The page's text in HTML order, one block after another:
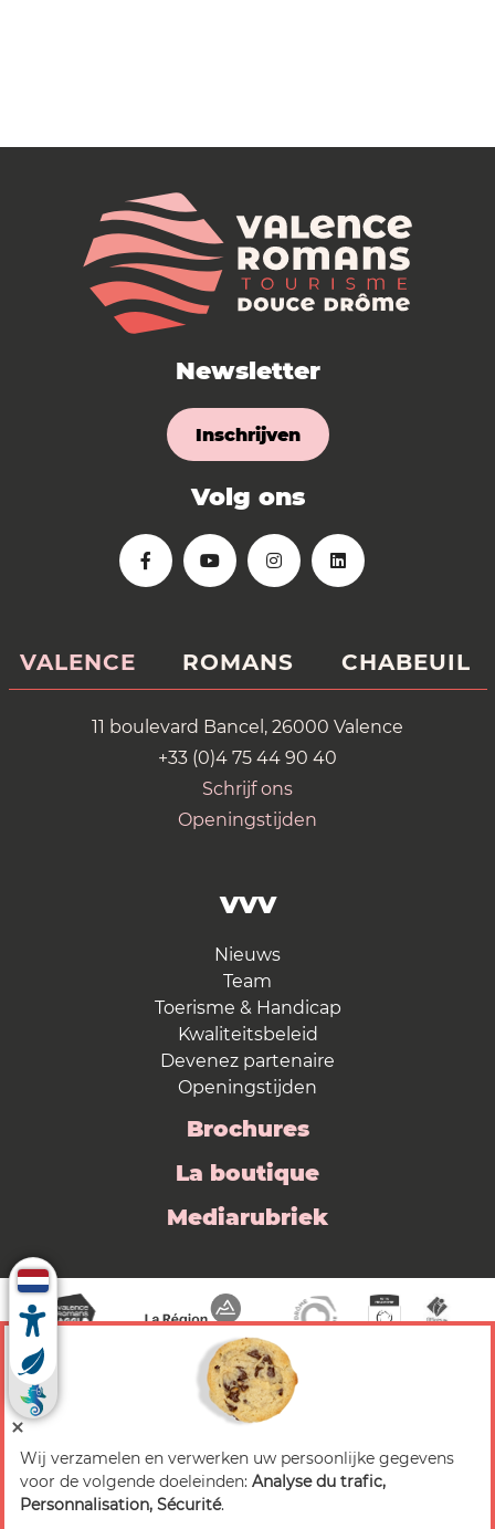
Newsletter
Inschrijven
Volg ons
VALENCE ROMANS CHABEUIL
11 boulevard Bancel, 26000 Valence
+33 (0)4 75 44 90 40
Schrijf ons
Openingstijden
VVV
Nieuws
Team
Toerisme & Handicap
Kwaliteitsbeleid
Devenez partenaire
Openingstijden
Brochures
La boutique
Mediarubriek
© 2026 Valence Romans Tourisme — Alle rechten
voorbehouden
Wij verzamelen en verwerken uw persoonlijke gegevens
voor de volgende doeleinden: Analyse du trafic,
Personnalisation, Sécurité.